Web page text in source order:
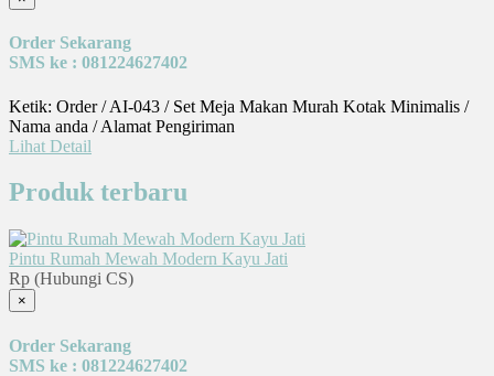
Order Sekarang
SMS ke : 081224627402
Ketik: Order / AI-043 / Set Meja Makan Murah Kotak Minimalis /
Nama anda / Alamat Pengiriman
Lihat Detail
Produk terbaru
Pintu Rumah Mewah Modern Kayu Jati
Rp (Hubungi CS)
×
Order Sekarang
SMS ke : 081224627402